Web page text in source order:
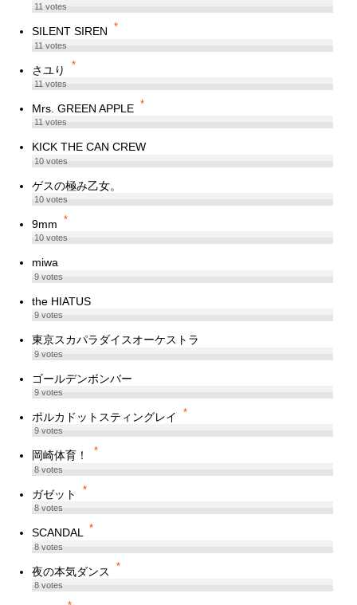
11votes
SILENT SIREN *
11votes
さユり *
11votes
Mrs. GREEN APPLE *
11votes
KICK THE CAN CREW
10votes
ゲスの極み乙女。
10votes
9mm *
10votes
miwa
9votes
the HIATUS
9votes
東京スカパラダイスオーケストラ
9votes
ゴールデンボンバー
9votes
ポルカドットスティングレイ *
9votes
岡崎体育！ *
8votes
ガゼット *
8votes
SCANDAL *
8votes
夜の本気ダンス *
8votes